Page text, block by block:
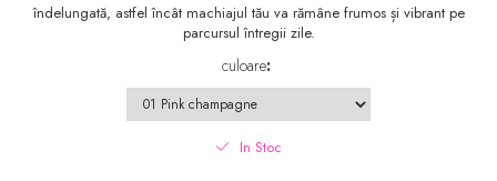
îndelungată, astfel încât machiajul tău va rămâne frumos și vibrant pe
parcursul întregii zile.
culoare:
In Stoc